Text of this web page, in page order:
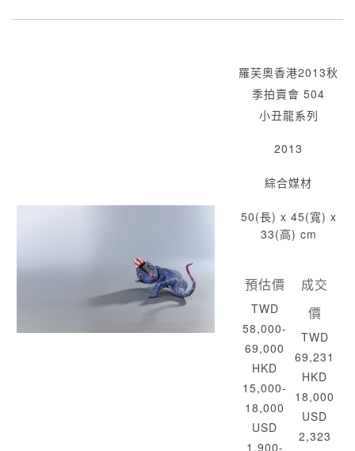
羅芙奧香港2013秋
季拍賣會 504
小丑龍系列
2013
綜合媒材
50(長) x 45(寬) x
33(高) cm
預估價
TWD
58,000-
69,000
HKD
15,000-
18,000
USD
1,900-
成交
價
TWD
69,231
HKD
18,000
USD
2,323